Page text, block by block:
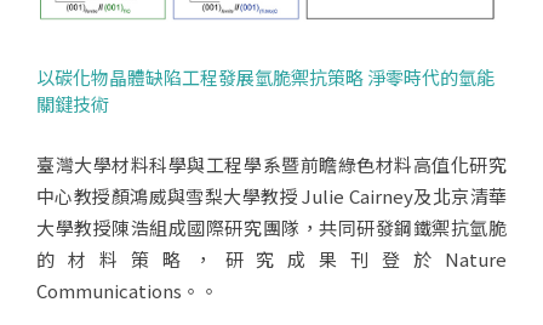
以碳化物晶體缺陷工程發展氫脆禦抗策略 淨零時代的氫能
關鍵技術
臺灣大學材料科學與工程學系暨前瞻綠色材料高值化研究
中心教授顏鴻威與雪梨大學教授 Julie Cairney及北京清華
大學教授陳浩組成國際研究團隊，共同研發鋼鐵禦抗氫脆
的材料策略，研究成果刊登於Nature
Communications。。